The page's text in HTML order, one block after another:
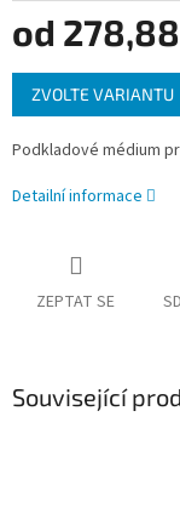
od
Měrná
cena:
ZVOLTE VARIANTU
Podkladové médium
Detailní informace
ZEPTAT SE
Související